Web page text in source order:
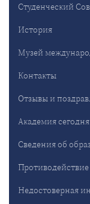
Студенческий
История
Музей
Контакты
Отзывы и
Академия сегодня
Сведения об
Недостоверная